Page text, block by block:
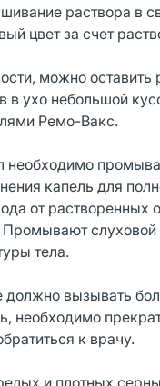
раствора в
цвет за счет
можно оставить
в ухо небольшой
Ремо-Вакс.
необходимо
капель для
от растворенных
слуховой
тела.
вызывать
необходимо
к врачу.
и плотных